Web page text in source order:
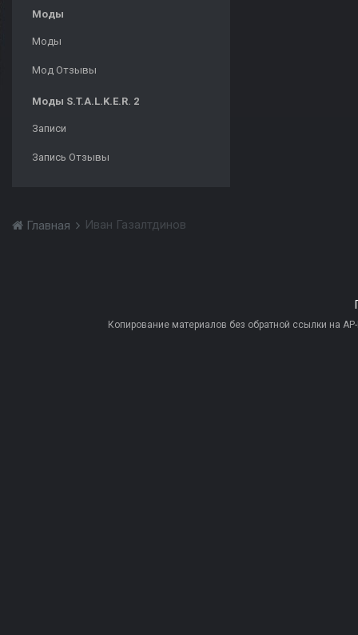
Моды
Моды
Мод Отзывы
Моды S.T.A.L.K.E.R. 2
Записи
Запись Отзывы
Главная Иван Газалтдинов
Копирование материалов без обратной ссылки на